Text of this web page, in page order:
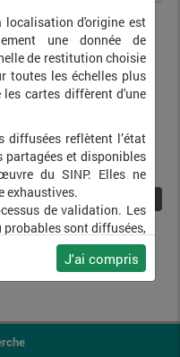
localisation d'origine est
une donnée de
de restitution choisie
toutes les échelles plus
cartes diffèrent d'une
diffusées reflètent l’état
partagées et disponibles
du SINP. Elles ne
exhaustives.
de validation. Les
probables sont diffusées,
la méthode n'est pas
J'ai compris